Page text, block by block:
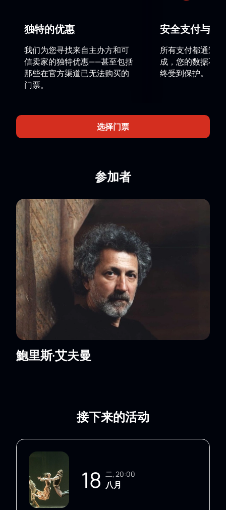
活动地点
本场芭蕾演出将在位于城市中心地段的阿拉木图剧院举
行。剧院配备现代化舞台设施及多种座位布局选择。演
出采用原创舞美设计、精致服装以及完整演员阵容呈
现。
票？
购买《红色吉赛尔》芭蕾舞剧门票（鲍里斯·艾夫曼芭蕾
舞台的相对位置，便于选择合适座席。完成在线支付
后，电子门票将发送给您。
票价根据所选区域而定；
提供VIP包厢；
可通过电话预订——客服经理将协助选座；
网站相关栏目中列有剧院入场须知。
门票价格根据所选座位不同而有所差异。具体价格信息
可在选座时查看。演出开始时间、时长及近期场次信息
详见演出时间表。
企业客户
针对团体预订或企业活动，提供专属优惠方案：为团队
安排座位、由客服经理提供预订及支付咨询服务，并可
通过网站提交集体订票申请。
独特的优惠
我们为您寻找来自主办方和可
信卖家的独特优惠——甚至包括
那些在官方渠道已无法购买的
门票。
安全支付与数
所有支付都通过
成，您的数据不
终受到保护。
选择门票
参加者
鮑里斯·艾夫曼
接下来的活动
18 二, 20:00
八月